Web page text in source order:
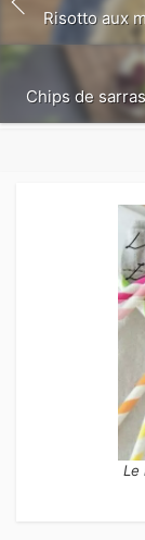
Risotto aux
Chips de
Le